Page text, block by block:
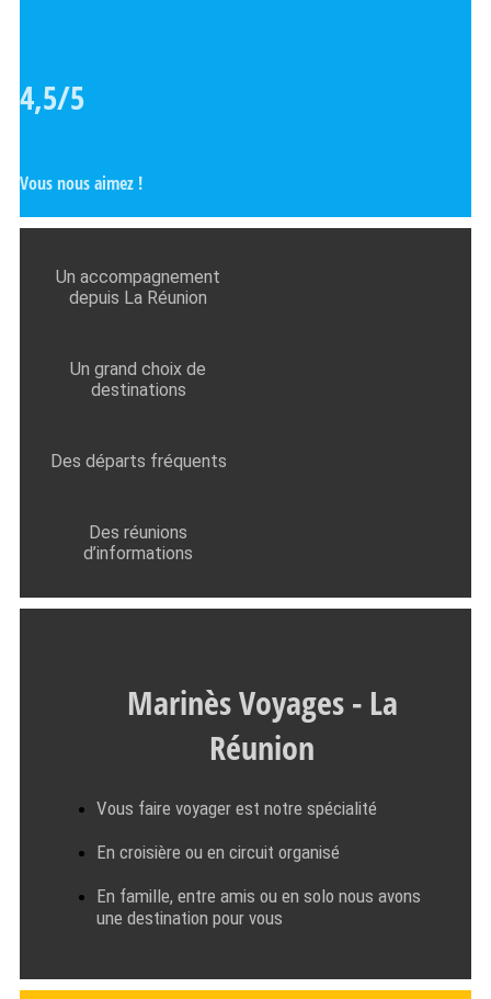
4,5/5
Vous nous aimez !
Un accompagnement
depuis La Réunion
Un grand choix de
destinations
Des départs fréquents
Des réunions
d’informations
Marinès Voyages - La
Réunion
Vous faire voyager est notre spécialité
En croisière ou en circuit organisé
En famille, entre amis ou en solo nous avons
une destination pour vous